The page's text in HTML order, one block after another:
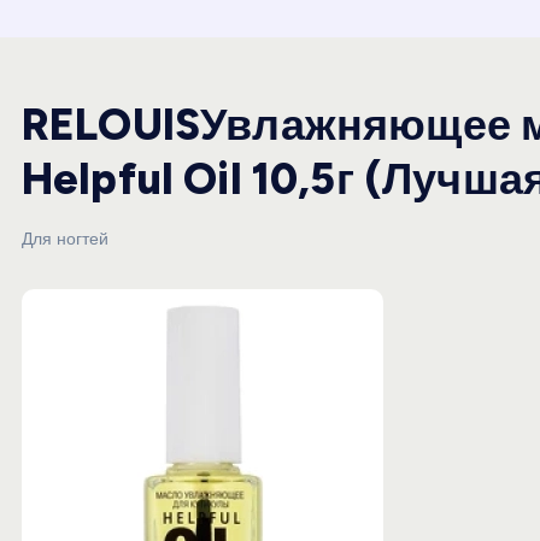
RELOUISУвлажняющее
Helpful Oil 10,5г
Для ногтей